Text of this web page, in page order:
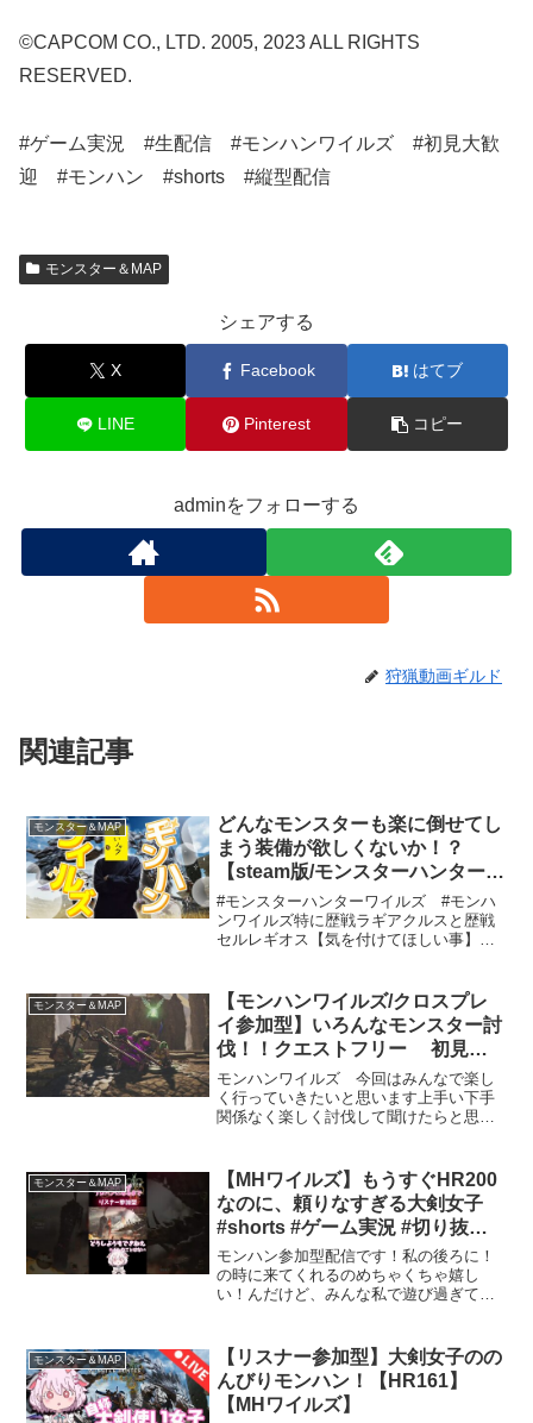
©CAPCOM CO., LTD. 2005, 2023 ALL RIGHTS
RESERVED.
#ゲーム実況 #生配信 #モンハンワイルズ #初見大歓
迎 #モンハン #shorts #縦型配信
モンスター＆MAP
シェアする
X Facebook はてブ
LINE Pinterest コピー
adminをフォローする
狩猟動画ギルド
関連記事
モンスター＆MAP
どんなモンスターも楽に倒せてし
まう装備が欲しくないか！？
【steam版/モンスターハンターワ
イルズ】
#モンスターハンターワイルズ #モンハ
ンワイルズ特に歴戦ラギアクルスと歴戦
セルレギオス【気を付けてほしい事】・
力出さないようお願いします(その時の話
題によります)・アド...
モンスター＆MAP
【モンハンワイルズ/クロスプレ
イ参加型】いろんなモンスター討
伐！！クエストフリー 初見さ
ん大歓迎#モンハンワイルズ
モンハンワイルズ 今回はみんなで楽し
く行っていきたいと思います上手い下手
関係なく楽しく討伐して聞けたらと思っ
吐かずにみんな仲良くプレイ３：高評
価・チャンネル登録お願いし...
モンスター＆MAP
【MHワイルズ】もうすぐHR200
なのに、頼りなすぎる大剣女子
#shorts #ゲーム実況 #切り抜き
#mhワイルズ #参加型 #参加型配
信 #大剣
モンハン参加型配信です！私の後ろに！
の時に来てくれるのめちゃくちゃ嬉し
い！んだけど、みんな私で遊び過ぎてな
録ありがとうございます♪登録者1000人目
指して...
モンスター＆MAP
【リスナー参加型】大剣女子のの
んびりモンハン！【HR161】
【MHワイルズ】